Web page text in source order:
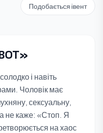
Подобається івент
і навіть
Чоловік має
сексуальну,
не каже: «Стоп. Я
на хаос